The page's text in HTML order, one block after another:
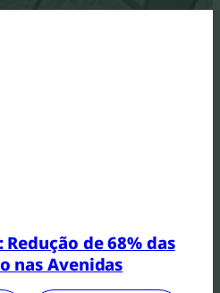
Redução de 68% das
nas Avenidas